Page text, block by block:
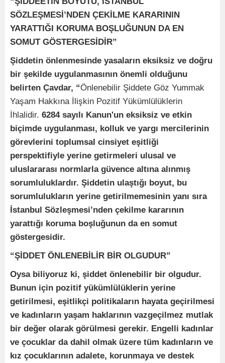
SÖZLEŞMESİ’NDEN ÇEKİLME KARARININ
YARATTIĞI KORUMA BOŞLUĞUNUN DA EN
SOMUT GÖSTERGESİDİR”
Şiddetin önlenmesinde yasaların eksiksiz ve doğru
bir şekilde uygulanmasının önemli olduğunu
belirten Çavdar, “Önlenebilir Şiddete Göz Yummak
Yaşam Hakkına İlişkin Pozitif Yükümlülüklerin
İhlalidir. 6284 sayılı Kanun'un eksiksiz ve etkin
biçimde uygulanması, kolluk ve yargı mercilerinin
görevlerini toplumsal cinsiyet eşitliği
perspektifiyle yerine getirmeleri ulusal ve
uluslararası normlarla güvence altına alınmış
sorumluluklardır. Şiddetin ulaştığı boyut, bu
sorumlulukların yerine getirilmemesinin yanı sıra
İstanbul Sözleşmesi’nden çekilme kararının
yarattığı koruma boşluğunun da en somut
göstergesidir.
“ŞİDDET ÖNLENEBİLİR BİR OLGUDUR”
Oysa biliyoruz ki, şiddet önlenebilir bir olgudur.
Bunun için pozitif yükümlülüklerin yerine
getirilmesi, eşitlikçi politikaların hayata geçirilmesi
ve kadınların yaşam haklarının vazgeçilmez mutlak
bir değer olarak görülmesi gerekir. Engelli kadınlar
ve çocuklar da dahil olmak üzere tüm kadınların ve
kız çocuklarının adalete, korunmaya ve destek